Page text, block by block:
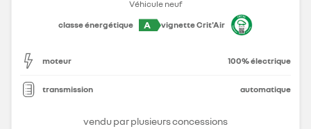
Véhicule neuf
classe énergétique
A vignette Crit'Air
moteur 100% électrique
transmission automatique
vendu par plusieurs concessions